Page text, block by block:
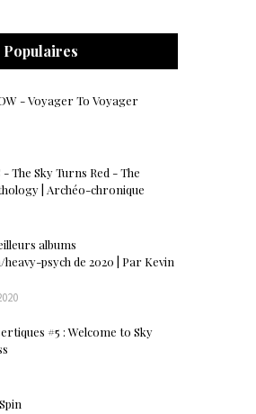
- Voyager To Voyager
- The Sky Turns Red - The
| Archéo-chronique
albums
psych de 2020 | Par Kevin
#5 : Welcome to Sky